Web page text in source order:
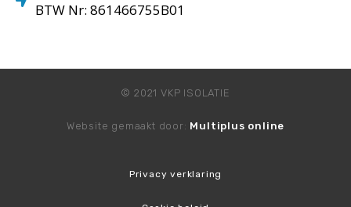
BTW Nr: 861466755B01
© 2021 VKP ISOLATIE
Website gemaakt door: Multiplus online
Privacy verklaring